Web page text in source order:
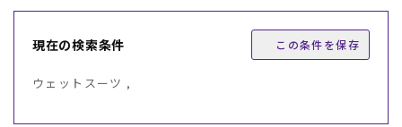
現在の検索条件 この条件を保存
ウェットスーツ ,